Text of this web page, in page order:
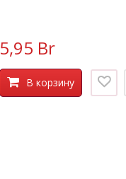
5,95 Br
В корзину